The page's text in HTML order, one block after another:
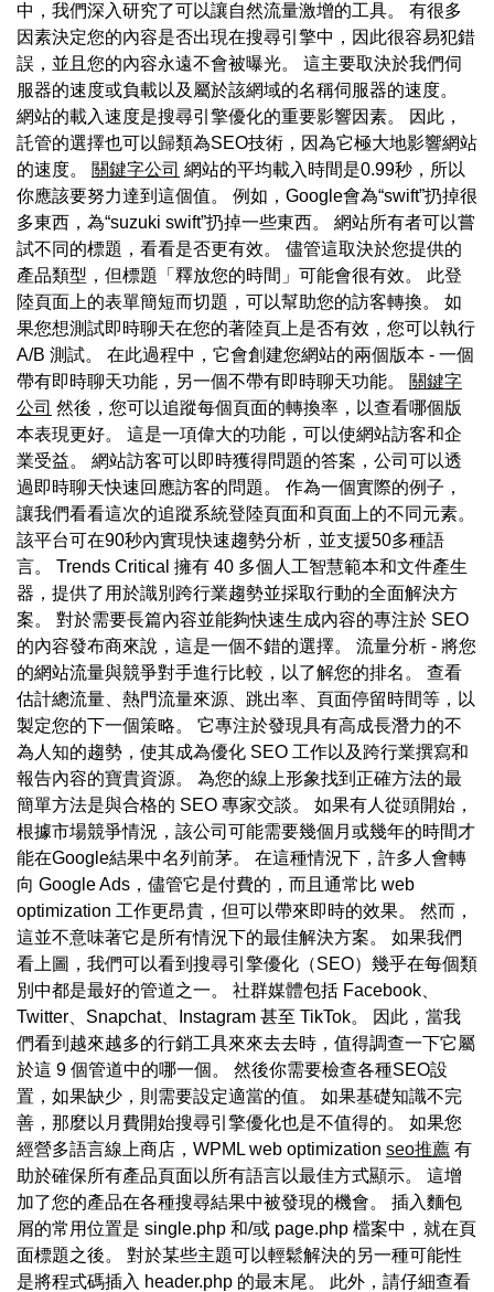
中，我們深入研究了可以讓自然流量激增的工具。 有很多
因素決定您的內容是否出現在搜尋引擎中，因此很容易犯錯
誤，並且您的內容永遠不會被曝光。 這主要取決於我們伺
服器的速度或負載以及屬於該網域的名稱伺服器的速度。
網站的載入速度是搜尋引擎優化的重要影響因素。 因此，
託管的選擇也可以歸類為SEO技術，因為它極大地影響網站
的速度。 關鍵字公司 網站的平均載入時間是0.99秒，所以
你應該要努力達到這個值。 例如，Google會為“swift”扔掉很
多東西，為“suzuki swift”扔掉一些東西。 網站所有者可以嘗
試不同的標題，看看是否更有效。 儘管這取決於您提供的
產品類型，但標題「釋放您的時間」可能會很有效。 此登
陸頁面上的表單簡短而切題，可以幫助您的訪客轉換。 如
果您想測試即時聊天在您的著陸頁上是否有效，您可以執行
A/B 測試。 在此過程中，它會創建您網站的兩個版本 - 一個
帶有即時聊天功能，另一個不帶有即時聊天功能。 關鍵字
公司 然後，您可以追蹤每個頁面的轉換率，以查看哪個版
本表現更好。 這是一項偉大的功能，可以使網站訪客和企
業受益。 網站訪客可以即時獲得問題的答案，公司可以透
過即時聊天快速回應訪客的問題。 作為一個實際的例子，
讓我們看看這次的追蹤系統登陸頁面和頁面上的不同元素。
該平台可在90秒內實現快速趨勢分析，並支援50多種語
言。 Trends Critical 擁有 40 多個人工智慧範本和文件產生
器，提供了用於識別跨行業趨勢並採取行動的全面解決方
案。 對於需要長篇內容並能夠快速生成內容的專注於 SEO
的內容發布商來說，這是一個不錯的選擇。 流量分析 - 將您
的網站流量與競爭對手進行比較，以了解您的排名。 查看
估計總流量、熱門流量來源、跳出率、頁面停留時間等，以
製定您的下一個策略。 它專注於發現具有高成長潛力的不
為人知的趨勢，使其成為優化 SEO 工作以及跨行業撰寫和
報告內容的寶貴資源。 為您的線上形象找到正確方法的最
簡單方法是與合格的 SEO 專家交談。 如果有人從頭開始，
根據市場競爭情況，該公司可能需要幾個月或幾年的時間才
能在Google結果中名列前茅。 在這種情況下，許多人會轉
向 Google Ads，儘管它是付費的，而且通常比 web
optimization 工作更昂貴，但可以帶來即時的效果。 然而，
這並不意味著它是所有情況下的最佳解決方案。 如果我們
看上圖，我們可以看到搜尋引擎優化（SEO）幾乎在每個類
別中都是最好的管道之一。 社群媒體包括 Facebook、
Twitter、Snapchat、Instagram 甚至 TikTok。 因此，當我
們看到越來越多的行銷工具來來去去時，值得調查一下它屬
於這 9 個管道中的哪一個。 然後你需要檢查各種SEO設
置，如果缺少，則需要設定適當的值。 如果基礎知識不完
善，那麼以月費開始搜尋引擎優化也是不值得的。 如果您
經營多語言線上商店，WPML web optimization seo推薦 有
助於確保所有產品頁面以所有語言以最佳方式顯示。 這增
加了您的產品在各種搜尋結果中被發現的機會。 插入麵包
屑的常用位置是 single.php 和/或 page.php 檔案中，就在頁
面標題之後。 對於某些主題可以輕鬆解決的另一種可能性
是將程式碼插入 header.php 的最末尾。 此外，請仔細查看